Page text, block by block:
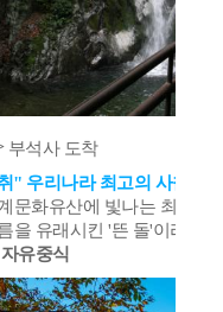
부석사 도착
" 우리나라 최고의 사찰 부
문화유산에 빛나는 최고의
을 유래시킨 '뜬 돌'이라는
유중식